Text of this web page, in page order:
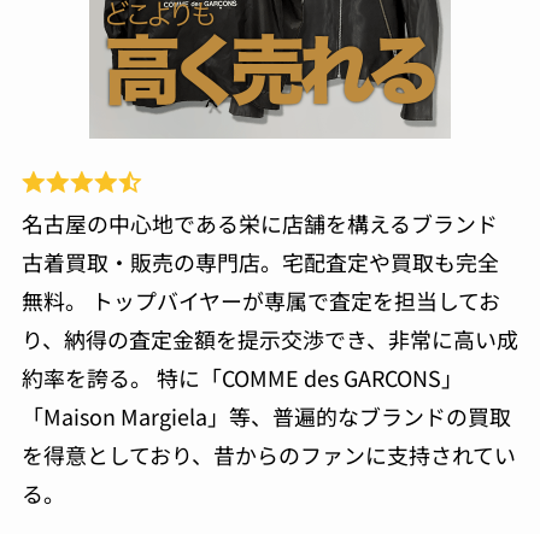
名古屋の中心地である栄に店舗を構えるブランド
古着買取・販売の専門店。宅配査定や買取も完全
無料。 トップバイヤーが専属で査定を担当してお
り、納得の査定金額を提示交渉でき、非常に高い成
約率を誇る。 特に「COMME des GARCONS」
「Maison Margiela」等、普遍的なブランドの買取
を得意としており、昔からのファンに支持されてい
る。